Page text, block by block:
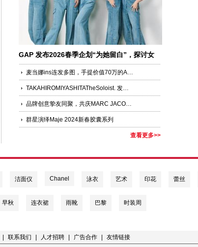
GAP 发布2026春季企划“为她留白”，探讨女
性的自我表达和成长
麦当娜ins连发多图，手提价值70万的AUPEN与LVMH联名包袋
TAKAHIROMIYASHITATheSoloist. 发布 2025 秋冬系列 “THE BLACK-AND-WHITE REALISM”
品牌创意挚友同聚，共庆MARC JACOBS 40周年
群星演绎Maje 2024新春胶囊系列
查看更多>>
洁面仪 Chanel 泳衣 艺术 印花 蕾丝
早秋 连衣裙 雨靴 巴黎 时装周
联系我们 人才招聘 广告合作 友情链接